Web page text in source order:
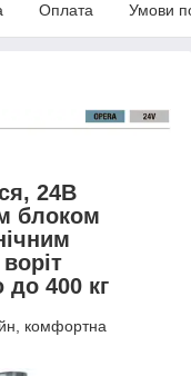
Оплата Умови
24В
блоком
400 кг
комфортна